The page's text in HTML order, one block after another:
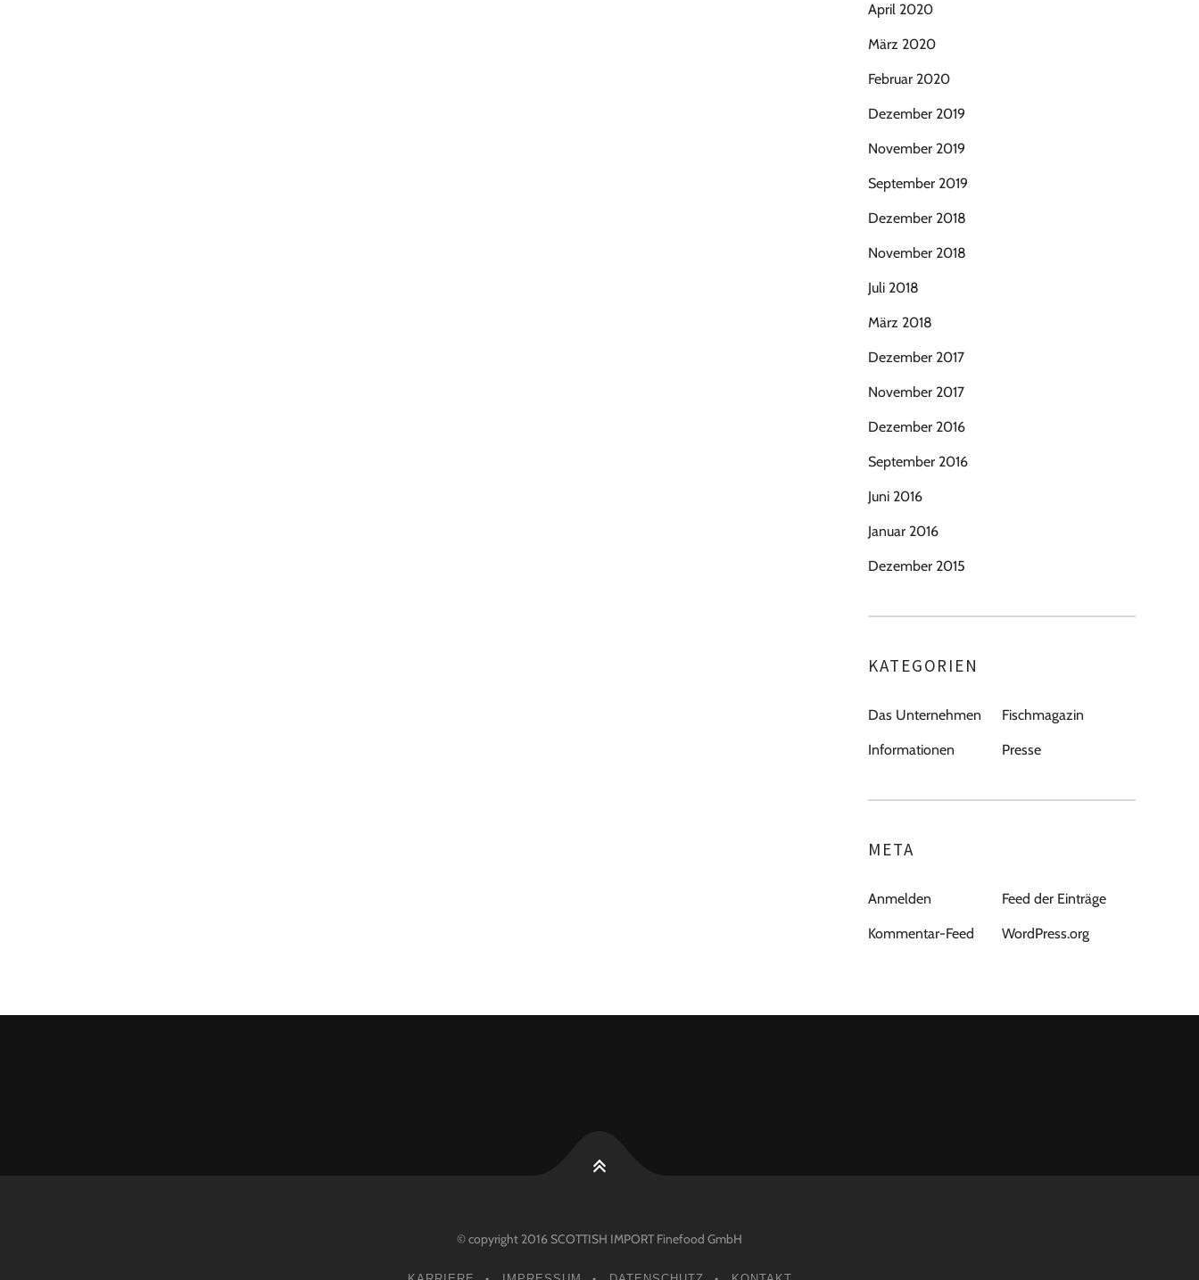
April 2020
März 2020
Februar 2020
Dezember 2019
November 2019
September 2019
Dezember 2018
November 2018
Juli 2018
März 2018
Dezember 2017
November 2017
Dezember 2016
September 2016
Juni 2016
Januar 2016
Dezember 2015
KATEGORIEN
Das Unternehmen Fischmagazin
Informationen Presse
META
Anmelden Feed der Einträge
Kommentar-Feed WordPress.org
© copyright 2016 SCOTTISH IMPORT Finefood GmbH